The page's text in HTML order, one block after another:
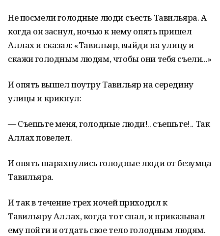
Не посмели голодные люди съесть Тавильяра. А
когда он заснул, ночью к нему опять пришел
Аллах и сказал: «Тавильяр, выйди на улицу и
скажи голодным людям, чтобы они тебя съели...»
И опять вышел поутру Тавильяр на середину
улицы и крикнул:
— Съешьте меня, голодные люди!.. съешьте!.. Так
Аллах повелел.
И опять шарахнулись голодные люди от безумца
Тавильяра.
И так в течение трех ночей приходил к
Тавильяру Аллах, когда тот спал, и приказывал
ему пойти и отдать свое тело голодным людям.